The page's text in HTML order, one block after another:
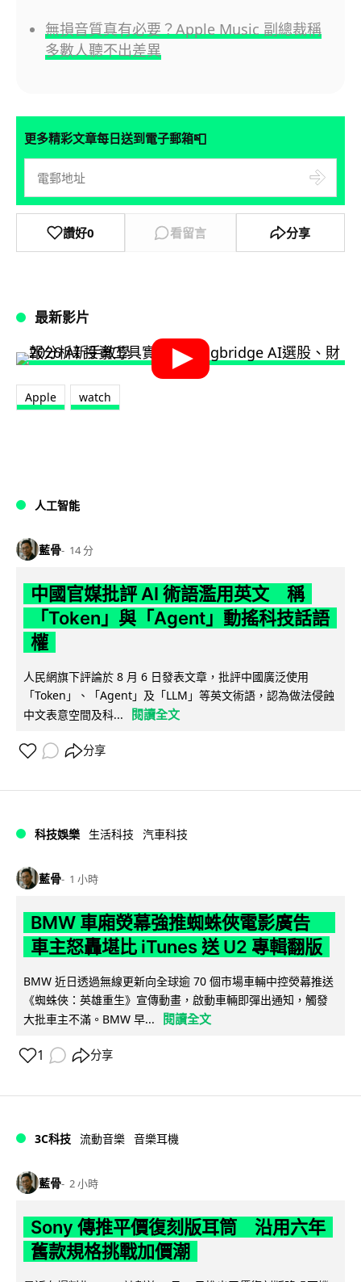
無損音質真有必要？Apple Music 副總裁稱
多數人聽不出差異
更多精彩文章每日送到電子郵箱📮
讚好0 看留言 分享
最新影片
Apple watch
人工智能
藍骨 14 分
中國官媒批評 AI 術語濫用英文 稱
「Token」與「Agent」動搖科技話語
權
人民網旗下評論於 8 月 6 日發表文章，批評中國廣泛使用
「Token」、「Agent」及「LLM」等英文術語，認為做法侵蝕
中文表意空間及科...
閱讀全文
分享
科技娛樂 生活科技 汽車科技
藍骨 1 小時
BMW 車廂熒幕強推蜘蛛俠電影廣告
車主怒轟堪比 iTunes 送 U2 專輯翻版
BMW 近日透過無線更新向全球逾 70 個市場車輛中控熒幕推送
《蜘蛛俠：英雄重生》宣傳動畫，啟動車輛即彈出通知，觸發
大批車主不滿。BMW 早...
閱讀全文
1 分享
3C科技 流動音樂 音樂耳機
藍骨 2 小時
Sony 傳推平價復刻版耳筒 沿用六年
舊款規格挑戰加價潮